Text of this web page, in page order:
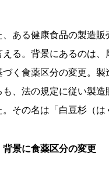
ある健康食品の製造販
る。背景にあるのは
く食薬区分の変更。
、法の規定に従い製造
その名は「白豆杉（は
景に食薬区分の変更